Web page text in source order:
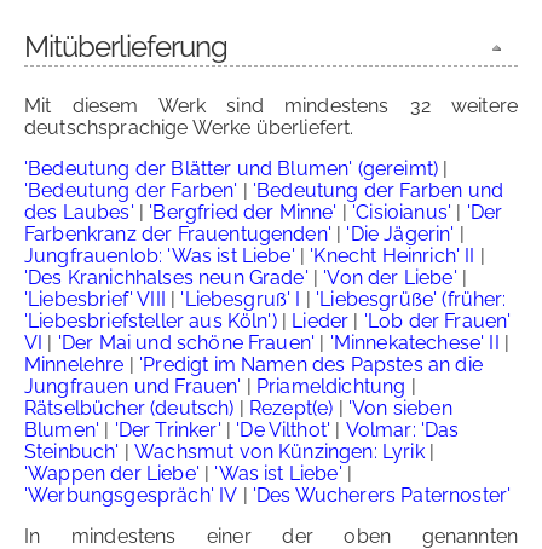
Mitüberlieferung
Mit diesem Werk sind mindestens 32 weitere
deutschsprachige Werke überliefert.
'Bedeutung der Blätter und Blumen' (gereimt) |
'Bedeutung der Farben' | 'Bedeutung der Farben und
des Laubes' | 'Bergfried der Minne' | 'Cisioianus' | 'Der
Farbenkranz der Frauentugenden' | 'Die Jägerin' |
Jungfrauenlob: 'Was ist Liebe' | 'Knecht Heinrich' II |
'Des Kranichhalses neun Grade' | 'Von der Liebe' |
'Liebesbrief' VIII | 'Liebesgruß' I | 'Liebesgrüße' (früher:
'Liebesbriefsteller aus Köln')| Lieder | 'Lob der Frauen'
VI | 'Der Mai und schöne Frauen' | 'Minnekatechese' II |
Minnelehre | 'Predigt im Namen des Papstes an die
Jungfrauen und Frauen' | Priameldichtung |
Rätselbücher (deutsch) | Rezept(e) | 'Von sieben
Blumen' | 'Der Trinker' | 'De Vilthot' | Volmar: 'Das
Steinbuch' |Wachsmut von Künzingen: Lyrik|
'Wappen der Liebe' | 'Was ist Liebe' |
'Werbungsgespräch' IV | 'Des Wucherers Paternoster'
In mindestens einer der oben genannten